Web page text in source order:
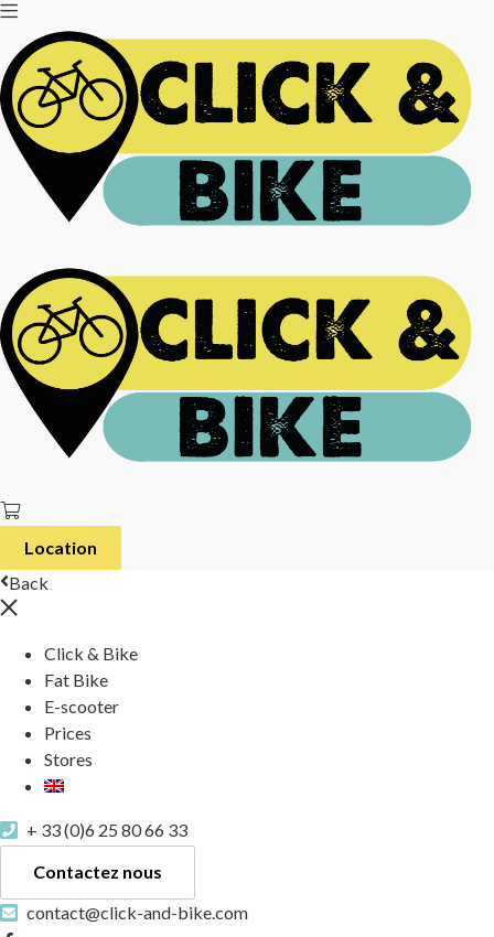
Location
Back
Click & Bike
Fat Bike
E-scooter
Prices
Stores
+ 33 (0)6 25 80 66 33
Contactez nous
contact@click-and-bike.com